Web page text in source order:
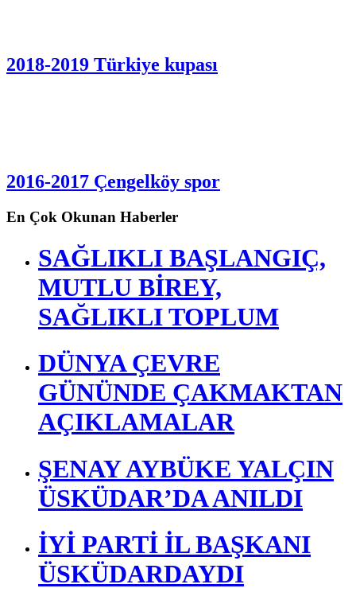
2018-2019 Türkiye kupası
2016-2017 Çengelköy spor
En Çok Okunan Haberler
SAĞLIKLI BAŞLANGIÇ,
MUTLU BİREY,
SAĞLIKLI TOPLUM
DÜNYA ÇEVRE
GÜNÜNDE ÇAKMAKTAN
AÇIKLAMALAR
ŞENAY AYBÜKE YALÇIN
ÜSKÜDAR’DA ANILDI
İYİ PARTİ İL BAŞKANI
ÜSKÜDARDAYDI